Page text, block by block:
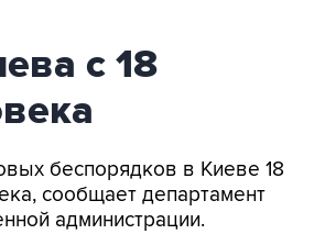
с 18
беспорядков в Киеве 18
сообщает департамент
администрации.